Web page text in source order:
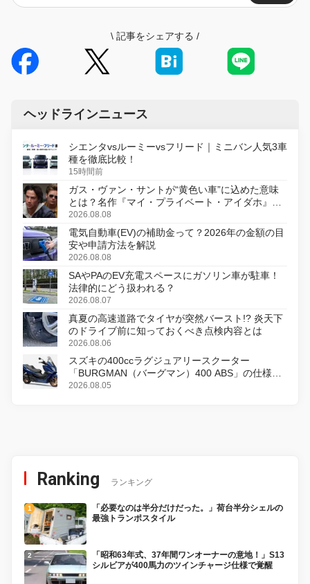
\ 記事をシェアする /
ヘッドラインニュース
シエンタvsルーミーvsフリード｜ミニバン人気3車
種を徹底比較！
15時間前
ガス・ヴァン・サントが“黄色い車”に込めた意味
とは？名作『マイ・プライベート・アイダホ』が
初のデジタルリマスター版で復活
2026.08.08
電気自動車(EV)の補助金って？2026年の金額の目
安や申請方法を解説
2026.08.08
SAやPAのEV充電スペースにガソリン車が駐車！
法律的にどう扱われる？
2026.08.07
真夏の高速道路でタイヤが突然バースト!? 炎天下
のドライブ前に知っておくべき点検内容とは
2026.08.06
スズキの400ccラグジュアリースクーター
「BURGMAN（バーグマン）400 ABS」の仕様を
変更し、8月18日に発売
2026.08.05
Ranking ランキング
「必要なのは半分だけだった。」荷台半分シェルの
最強トランポスタイル
「昭和63年式、37年間ワンオーナーの意地！」S13
シルビアが400馬力のツインチャージ仕様で覚醒